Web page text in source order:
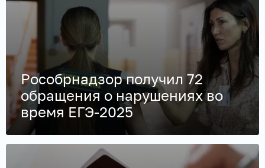
Рособрнадзор получил 72
обращения о нарушениях во
время ЕГЭ-2025